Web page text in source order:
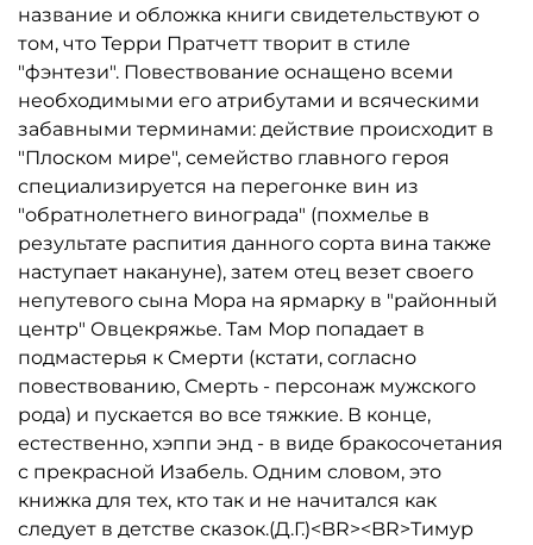
название и обложка книги свидетельствуют о
том, что Терри Пратчетт творит в стиле
"фэнтези". Повествование оснащено всеми
необходимыми его атрибутами и всяческими
забавными терминами: действие происходит в
"Плоском мире", семейство главного героя
специализируется на перегонке вин из
"обратнолетнего винограда" (похмелье в
результате распития данного сорта вина также
наступает накануне), затем отец везет своего
непутевого сына Мора на ярмарку в "районный
центр" Овцекряжье. Там Мор попадает в
подмастерья к Смерти (кстати, согласно
повествованию, Смерть - персонаж мужского
рода) и пускается во все тяжкие. В конце,
естественно, хэппи энд - в виде бракосочетания
с прекрасной Изабель. Одним словом, это
книжка для тех, кто так и не начитался как
следует в детстве сказок.(Д.Г.)<BR><BR>Тимур